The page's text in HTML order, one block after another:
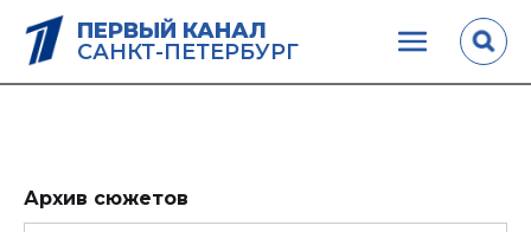
ПЕРВЫЙ КАНАЛ
САНКТ-ПЕТЕРБУРГ
Архив сюжетов